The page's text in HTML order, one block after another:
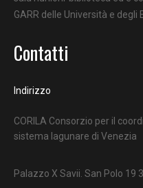
GARR delle Università e degli
Contatti
Indirizzo
CORILA Consorzio per il
sistema lagunare di Venezia
Palazzo X Savii. San Polo 19